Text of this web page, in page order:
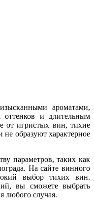
ароматами,
оттенков и длительным
от игристых вин, тихие
не образуют характерное
параметров, таких как
На сайте винного
выбор тихих вин.
вы сможете выбрать
любого случая.